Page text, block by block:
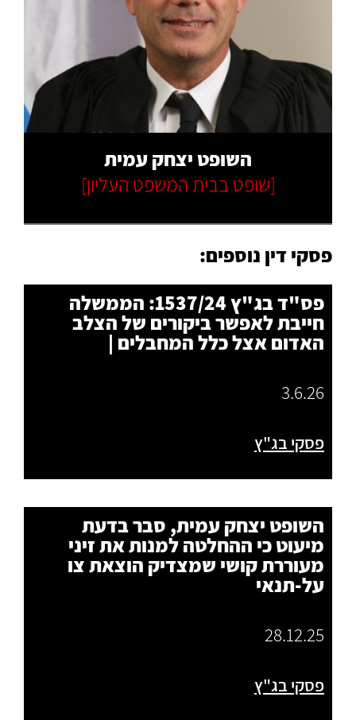
קרא עוד
השופט יצחק עמית
[שופט בבית המשפט העליון]
פסקי דין נוספים:
פס"ד בג"ץ 1537/24: הממשלה
חייבת לאפשר ביקורים של הצלב
האדום אצל כלל המחבלים |
3.6.26
פסקי בג"ץ
השופט יצחק עמית, סבר בדעת
מיעוט כי ההחלטה למנות את זיני
מעוררת קושי שמצדיק הוצאת צו
על-תנאי
28.12.25
פסקי בג"ץ